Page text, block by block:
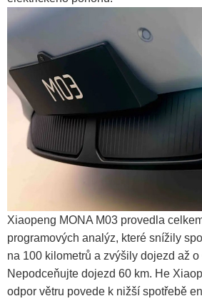
Xiaopeng MONA M03 provedla
programových analýz, které snížily
na 100 kilometrů a zvýšily dojezd až o
Nepodceňujte dojezd 60 km. He
odpor větru povede k nižší spotřebě